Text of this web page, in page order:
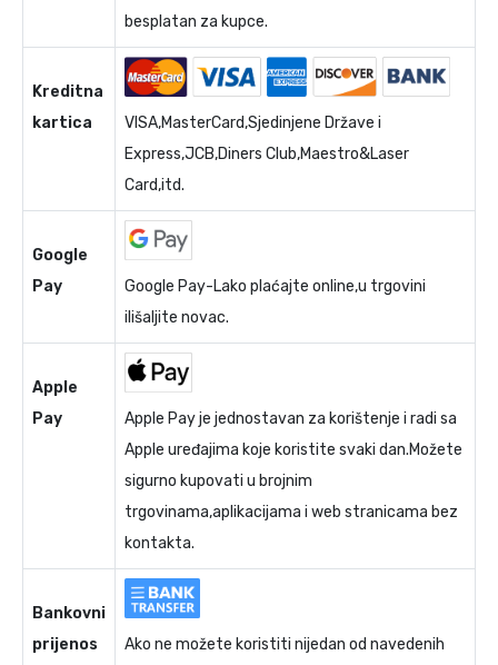
besplatan za kupce.
Kreditna
kartica
VISA,MasterCard,Sjedinjene Države i
Express,JCB,Diners Club,Maestro&Laser
Card,itd.
Google
Pay
Google Pay-Lako plaćajte online,u trgovini
ilišaljite novac.
Apple
Pay
Apple Pay je jednostavan za korištenje i radi sa
Apple uređajima koje koristite svaki dan.Možete
sigurno kupovati u brojnim
trgovinama,aplikacijama i web stranicama bez
kontakta.
Bankovni
prijenos
Ako ne možete koristiti nijedan od navedenih